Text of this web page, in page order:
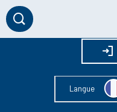
Langue